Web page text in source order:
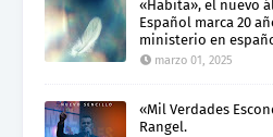
«Habita», el nuevo
Español marca 20
ministerio en
marzo 01, 2025
«Mil Verdades
Rangel.